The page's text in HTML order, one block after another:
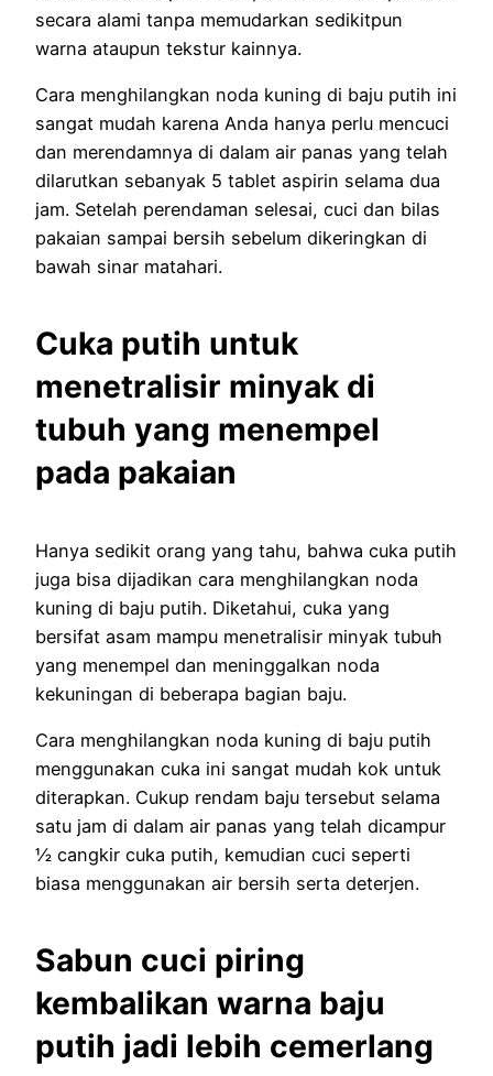
secara alami tanpa memudarkan sedikitpun
warna ataupun tekstur kainnya.
Cara menghilangkan noda kuning di baju putih ini
sangat mudah karena Anda hanya perlu mencuci
dan merendamnya di dalam air panas yang telah
dilarutkan sebanyak 5 tablet aspirin selama dua
jam. Setelah perendaman selesai, cuci dan bilas
pakaian sampai bersih sebelum dikeringkan di
bawah sinar matahari.
Cuka putih untuk
menetralisir minyak di
tubuh yang menempel
pada pakaian
Hanya sedikit orang yang tahu, bahwa cuka putih
juga bisa dijadikan cara menghilangkan noda
kuning di baju putih. Diketahui, cuka yang
bersifat asam mampu menetralisir minyak tubuh
yang menempel dan meninggalkan noda
kekuningan di beberapa bagian baju.
Cara menghilangkan noda kuning di baju putih
menggunakan cuka ini sangat mudah kok untuk
diterapkan. Cukup rendam baju tersebut selama
satu jam di dalam air panas yang telah dicampur
½ cangkir cuka putih, kemudian cuci seperti
biasa menggunakan air bersih serta deterjen.
Sabun cuci piring
kembalikan warna baju
putih jadi lebih cemerlang